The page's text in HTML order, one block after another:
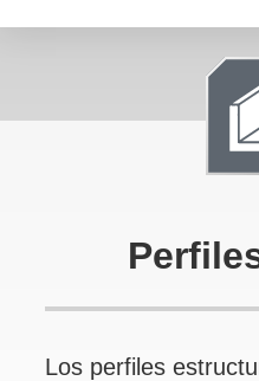
Los perfiles